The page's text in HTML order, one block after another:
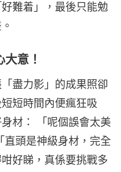
難着」，最後只能勉
意！
盡力影」的成果照卻
短時間內便瘋狂吸
材： 「呢個誤會太美
直頭是神級身材，完全
好睇，真係要挑戰多